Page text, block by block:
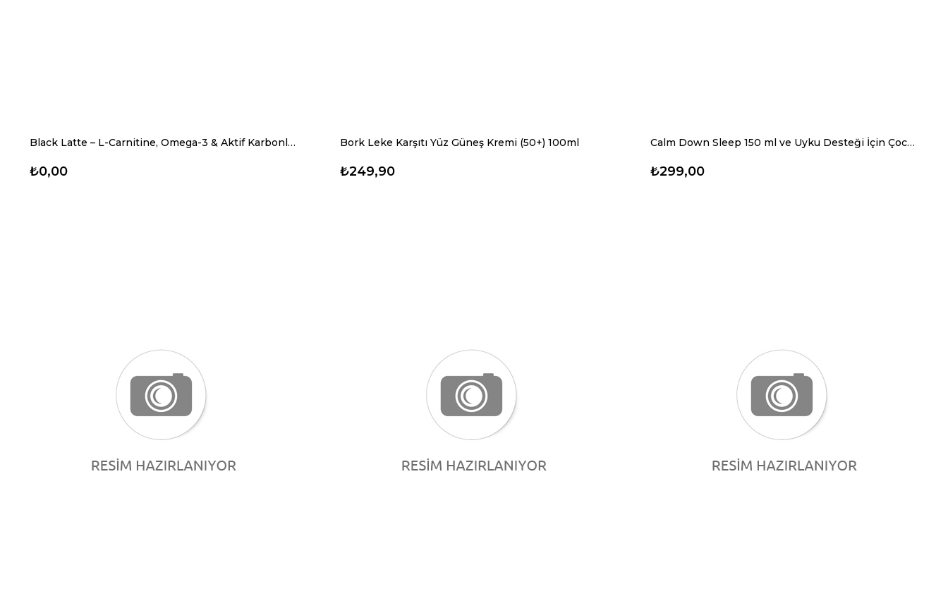
Black Latte – L-Carnitine, Omega-3 & Aktif Karbonlu Metabolizma Destekli Tok Tutan Kahve Tozu
₺0,00
Bork Leke Karşıtı Yüz Güneş Kremi (50+) 100ml
₺249,90
Calm Down Sleep 150 ml ve Uyku Desteği İçin Çocuk Şurubu
₺299,00